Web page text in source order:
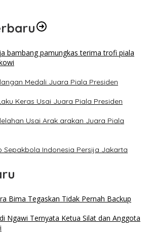
Medali Juara Piala Presiden
Keras Usai Juara Piala Presiden
Usai Arak arakan Juara Piala
Sepakbola Indonesia Persija Jakarta
Bima Tegaskan Tidak Pernah Backup
Ngawi Ternyata Ketua Silat dan Anggota